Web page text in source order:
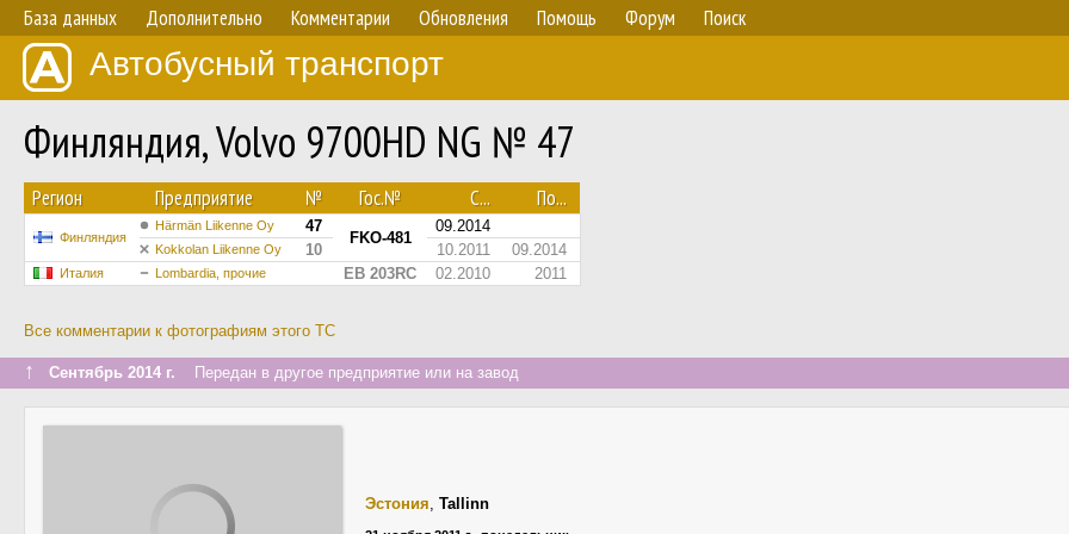
База данных Дополнительно Комментарии Обновления Помощь Форум Поиск
Автобусный транспорт
Финляндия, Volvo 9700HD NG № 47
Регион Предприятие № Гос.№ С... По...
Финляндия
Härmän Liikenne Oy 47
FKO-481
09.2014
Kokkolan Liikenne Oy 10 10.2011 09.2014
Италия Lombardia, прочие EB 203RC 02.2010 2011
Все комментарии к фотографиям этого ТС
↑ Сентябрь 2014 г. Передан в другое предприятие или на завод
Эстония, Tallinn